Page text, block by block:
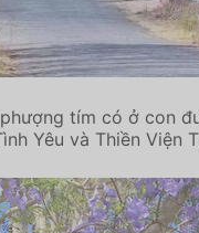
tím có ở con
Yêu và Thiền